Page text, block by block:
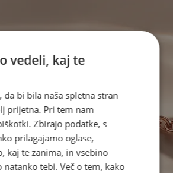
vedeli, kaj te
da bi bila naša spletna stran
prijetna. Pri tem nam
Zbirajo podatke, s
prilagajamo oglase,
kaj te zanima, in vsebino
natanko tebi. Več o tem, kako